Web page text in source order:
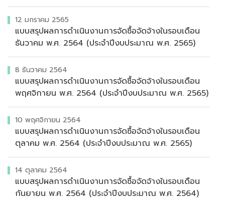
12 มกราคม 2565
แบบสรุปผลการดำเนินงานการจัดซื้อจัดจ้างในรอบเดือน
ธันวาคม พ.ศ. 2564 (ประจำปีงบประมาณ พ.ศ. 2565)
8 ธันวาคม 2564
แบบสรุปผลการดำเนินงานการจัดซื้อจัดจ้างในรอบเดือน
พฤศจิกายน พ.ศ. 2564 (ประจำปีงบประมาณ พ.ศ. 2565)
10 พฤศจิกายน 2564
แบบสรุปผลการดำเนินงานการจัดซื้อจัดจ้างในรอบเดือน
ตุลาคม พ.ศ. 2564 (ประจำปีงบประมาณ พ.ศ. 2565)
14 ตุลาคม 2564
แบบสรุปผลการดำเนินงานการจัดซื้อจัดจ้างในรอบเดือน
กันยายน พ.ศ. 2564 (ประจำปีงบประมาณ พ.ศ. 2564)